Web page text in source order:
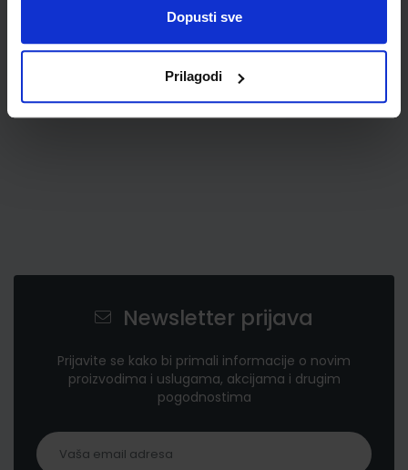
Dopusti sve
Prilagodi
Newsletter prijava
Prijavite se kako bi primali informacije o novim
proizvodima i uslugama, akcijama i drugim
pogodnostima